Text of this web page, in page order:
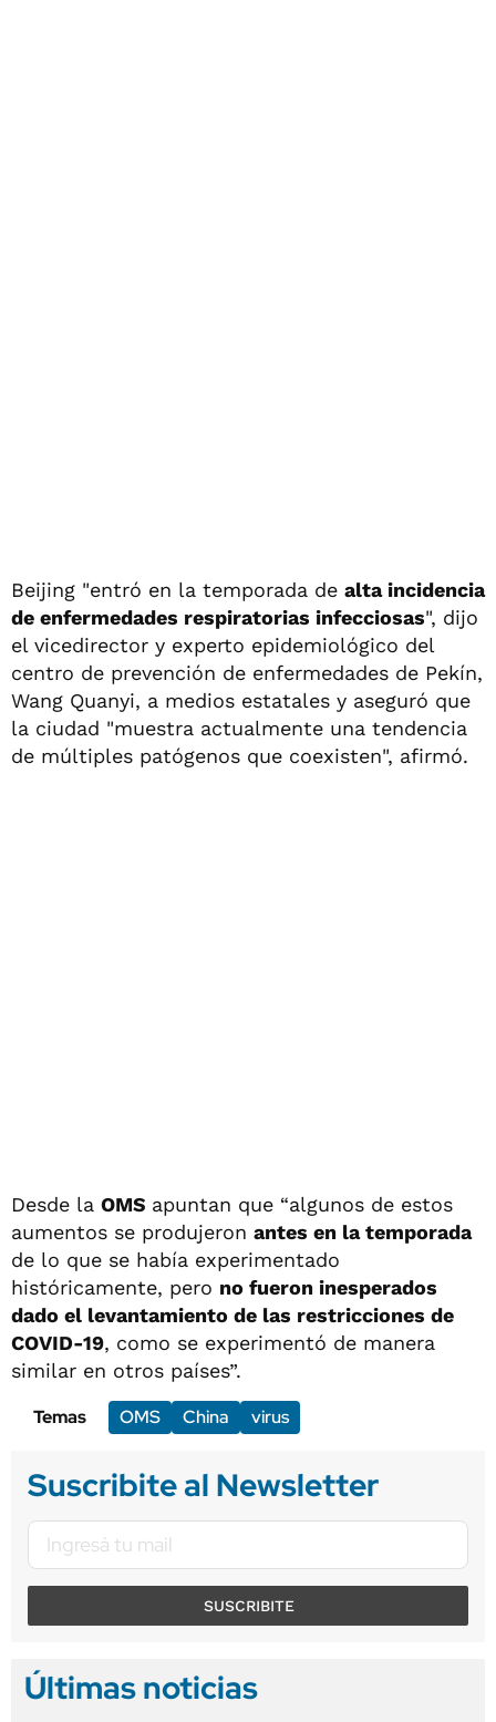
Beijing "entró en la temporada de alta incidencia
de enfermedades respiratorias infecciosas", dijo
el vicedirector y experto epidemiológico del
centro de prevención de enfermedades de Pekín,
Wang Quanyi, a medios estatales y aseguró que
la ciudad "muestra actualmente una tendencia
de múltiples patógenos que coexisten", afirmó.
Desde la OMS apuntan que “algunos de estos
aumentos se produjeron antes en la temporada
de lo que se había experimentado
históricamente, pero no fueron inesperados
dado el levantamiento de las restricciones de
COVID-19, como se experimentó de manera
similar en otros países”.
Temas
OMS China virus
Suscribite al Newsletter
SUSCRIBITE
Últimas noticias